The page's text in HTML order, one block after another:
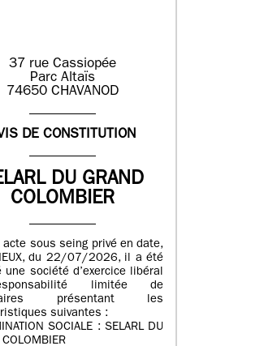
37 rue Cassiopée
Parc Altaïs
74650 CHAVANOD
DE CONSTITUTION
DU GRAND
COLOMBIER
acte sous seing privé en date,
du 22/07/2026, il a été
une société d’exercice libéral
limitée de
présentant les
suivantes :
SOCIALE : SELARL DU